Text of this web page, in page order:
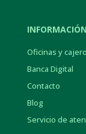
Oficinas y
Banca Digital
Contacto
Blog
Servicio de